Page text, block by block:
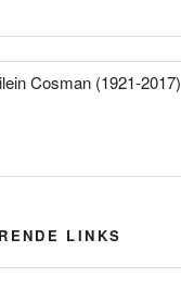
Cosman (1921-2017)
LINKS